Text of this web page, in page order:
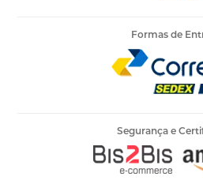
Formas de
Segurança e